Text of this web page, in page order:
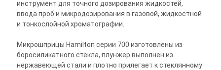
инструмент для точного дозирования жидкостей,
ввода проб и микродозирования в газовой, жидкостной
и тонкослойной хроматографии.
Микрошприцы Hamilton серии 700 изготовлены из
боросиликатного стекла, плунжер выполнен из
нержавеющей стали и плотно прилегает к стеклянному